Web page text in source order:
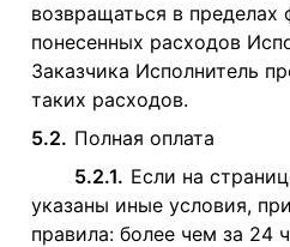
возвращаться в пределах
понесенных расходов
Заказчика Исполнитель
таких расходов.
5.2. Полная оплата
5.2.1. Если на
указаны иные условия,
правила: более чем за 24